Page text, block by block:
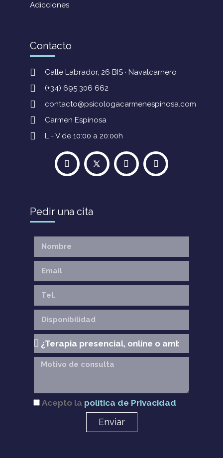
Adicciones
Contacto
Calle Labrador, 26 BIS · Navalcarnero
(+34) 695 306 662
contacto@psicologacarmenespinosa.com
Carmen Espinosa
L - V de 10:00 a 20:00h
Pedir una cita
Acepto la política de Privacidad
Enviar